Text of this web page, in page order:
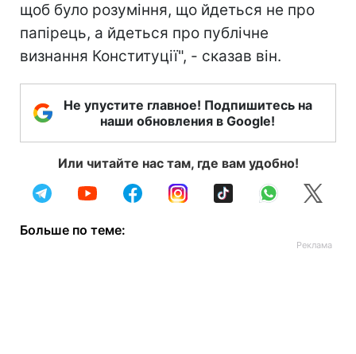
щоб було розуміння, що йдеться не про
папірець, а йдеться про публічне
визнання Конституції", - сказав він.
Не упустите главное! Подпишитесь на
наши обновления в Google!
Или читайте нас там, где вам удобно!
Больше по теме: